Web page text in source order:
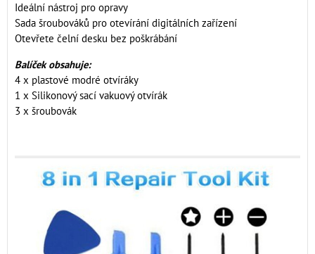
Ideální nástroj pro opravy
Sada šroubováků pro otevírání digitálních zařízení
Otevřete čelní desku bez poškrábání
Balíček obsahuje:
4 x plastové modré otvíráky
1 x Silikonový sací vakuový otvírák
3 x šroubovák